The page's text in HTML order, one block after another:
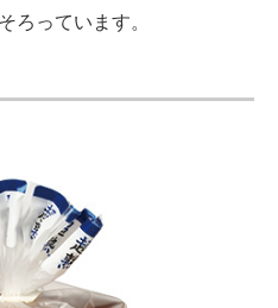
ろっています。